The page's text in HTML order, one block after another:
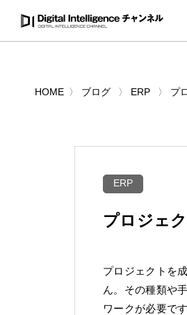
HOME ブログ ERP プ
ERP
プロジェ
プロジェクトを
ん。その種類や
ワークが必要です